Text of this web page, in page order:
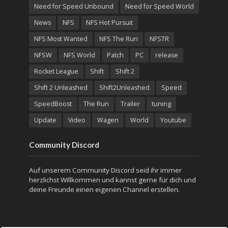
Need for Speed Unbound
Need for Speed World
News
NFS
NFS Hot Pursuit
NFS Most Wanted
NFS The Run
NFSTR
NFSW
NFS World Patch PC
release
Rocket League
Shift
Shift 2
Shift 2 Unleashed
Shift2Unleashed
Speed
SpeedBoost
The Run Trailer
tuning
Update
Video Wagen World Youtube
Community Discord
Auf unserem Community Discord seid ihr immer
herzlichst Willkommen und kannst gerne für dich und
deine Freunde einen eigenen Channel erstellen.